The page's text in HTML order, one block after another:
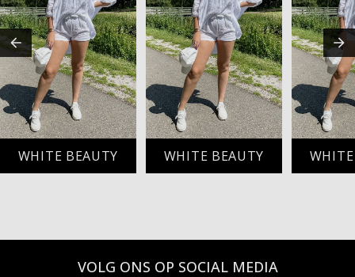
WHITE BEAUTY WHITE BEAUTY
VOLG ONS OP SOCIAL MEDIA